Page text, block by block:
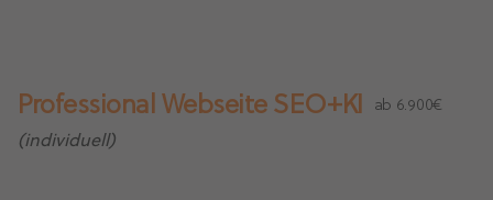
Professional Webseite SEO+KI ab 6.900€
(individuell)